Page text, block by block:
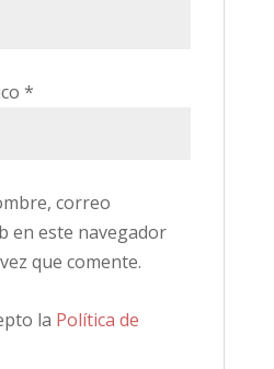
*
correo
en este navegador
que comente.
la Política de